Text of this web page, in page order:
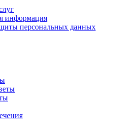
информация
персональных данных